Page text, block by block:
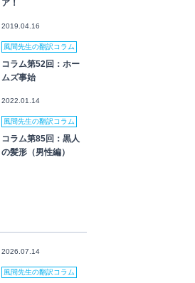
ア！
2019.04.16
風間先生の翻訳コラム
コラム第52回：ホー
ムズ事始
2022.01.14
風間先生の翻訳コラム
コラム第85回：黒人
の髪形（男性編）
2026.07.14
風間先生の翻訳コラム